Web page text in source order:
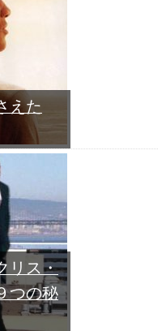
えた
リス・
つの秘